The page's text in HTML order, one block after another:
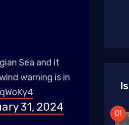
Sea and it
warning is in
31, 2024